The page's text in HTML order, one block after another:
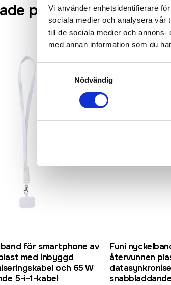
Vi använder enhetsidentifierare
sociala medier och analysera vår
till de sociala medier och
med annan information som du
Nödvändig
produkter
för smartphone av
med inbyggd
och 65 W
5-i-1-kabel
Funi
återvunnen